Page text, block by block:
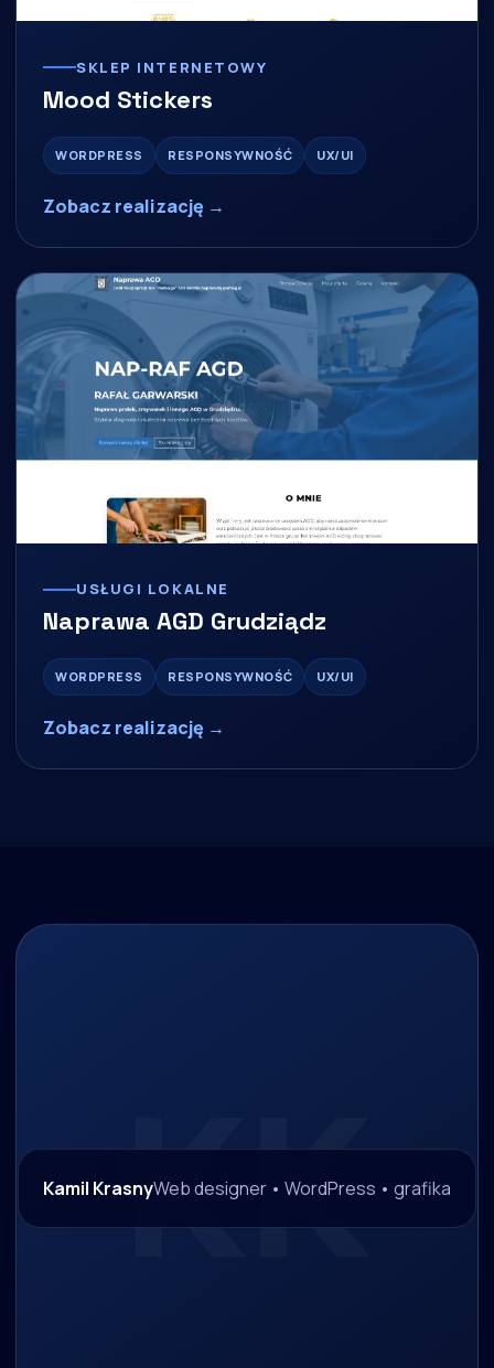
SKLEP INTERNETOWY
Mood Stickers
WORDPRESS RESPONSYWNOŚĆ UX/UI
Zobacz realizację →
USŁUGI LOKALNE
Naprawa AGD Grudziądz
WORDPRESS RESPONSYWNOŚĆ UX/UI
Zobacz realizację →
Kamil KrasnyWeb designer • WordPress • grafika